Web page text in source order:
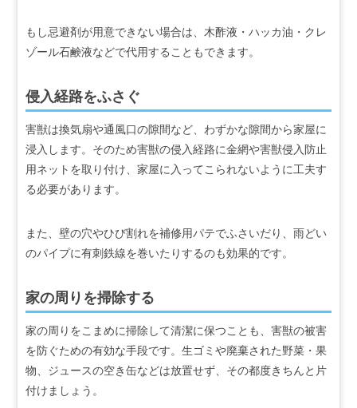
もし忌避剤が用意できない場合は、木酢液・ハッカ油・クレ
ゾール石鹸液などで代用することもできます。
侵入経路をふさぐ
害獣は換気扇や通風口の隙間など、わずかな隙間から家屋に
浸入します。そのため害獣の侵入経路に金網や害獣侵入防止
用ネットを取り付け、家屋に入ってこられないように工夫す
る必要があります。
また、壁の穴やひび割れを補修用パテでふさいだり、雨どい
のパイプに有刺鉄線を巻いたりするのも効果的です。
家の周りを掃除する
家の周りをこまめに掃除して清潔に保つことも、害獣の被害
を防ぐための有効な手段です。生ゴミや廃棄された野菜・果
物、ジュースの空き缶などは放置せず、その都度きちんと片
付けましょう。